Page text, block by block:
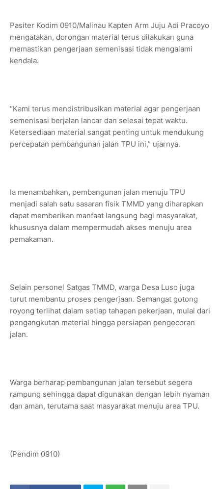
Pasiter Kodim 0910/Malinau Kapten Arm Juju Adi Pracoyo
mengatakan, dorongan material terus dilakukan guna
memastikan pengerjaan semenisasi tidak mengalami
kendala.
“Kami terus mendistribusikan material agar pengerjaan
semenisasi berjalan lancar dan selesai tepat waktu.
Ketersediaan material sangat penting untuk mendukung
percepatan pembangunan jalan TPU ini,” ujarnya.
Ia menambahkan, pembangunan jalan menuju TPU
menjadi salah satu sasaran fisik TMMD yang diharapkan
dapat memberikan manfaat langsung bagi masyarakat,
khususnya dalam mempermudah akses menuju area
pemakaman.
Selain personel Satgas TMMD, warga Desa Luso juga
turut membantu proses pengerjaan. Semangat gotong
royong terlihat dalam setiap tahapan pekerjaan, mulai dari
pengangkutan material hingga persiapan pengecoran
jalan.
Warga berharap pembangunan jalan tersebut segera
rampung sehingga dapat digunakan dengan lebih nyaman
dan aman, terutama saat masyarakat menuju area TPU.
(Pendim 0910)